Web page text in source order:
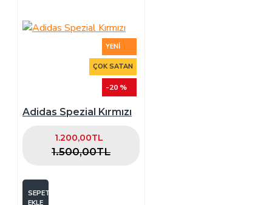
YENI
ÇOK SATAN
-20 %
Adidas Spezial Kırmızı
1.200,00TL
1.500,00TL
SEPETE
EKLE